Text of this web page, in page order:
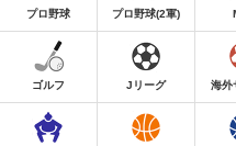
プロ野球 プロ野球(2軍)
ゴルフ Jリーグ 海外